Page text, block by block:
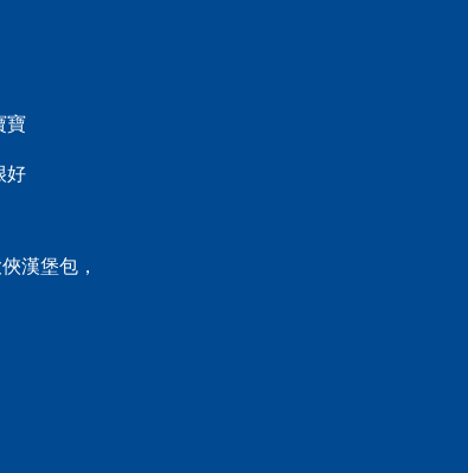
寶
好
漢堡包，